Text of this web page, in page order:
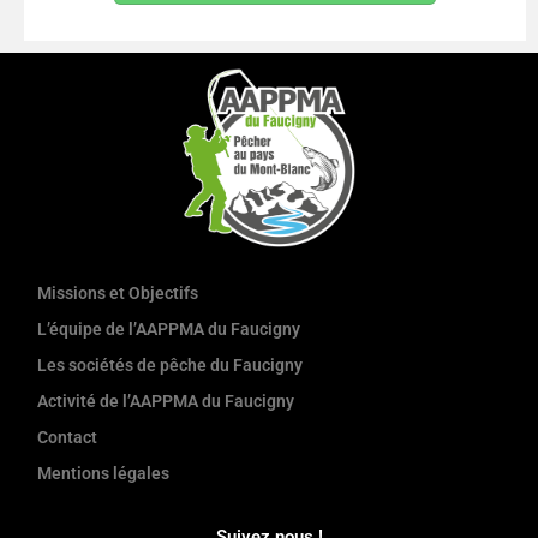
Missions et Objectifs
L’équipe de l’AAPPMA du Faucigny
Les sociétés de pêche du Faucigny
Activité de l’AAPPMA du Faucigny
Contact
Mentions légales